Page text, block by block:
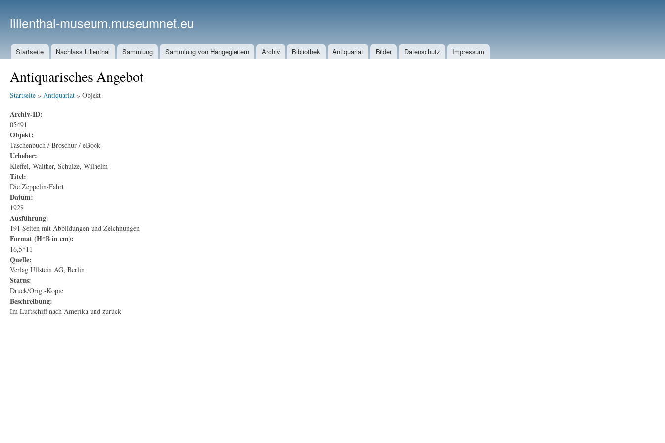
lilienthal-museum.museumnet.eu
Startseite Nachlass Lilienthal Sammlung Sammlung von Hängegleitern Archiv Bibliothek Antiquariat Bilder Datenschutz Impressum
Antiquarisches Angebot
Startseite » Antiquariat » Objekt
Archiv-ID:
05491
Objekt:
Taschenbuch / Broschur / eBook
Urheber:
Kleffel, Walther, Schulze, Wilhelm
Titel:
Die Zeppelin-Fahrt
Datum:
1928
Ausführung:
191 Seiten mit Abbildungen und Zeichnungen
Format (H*B in cm):
16,5*11
Quelle:
Verlag Ullstein AG, Berlin
Status:
Druck/Orig.-Kopie
Beschreibung:
Im Luftschiff nach Amerika und zurück